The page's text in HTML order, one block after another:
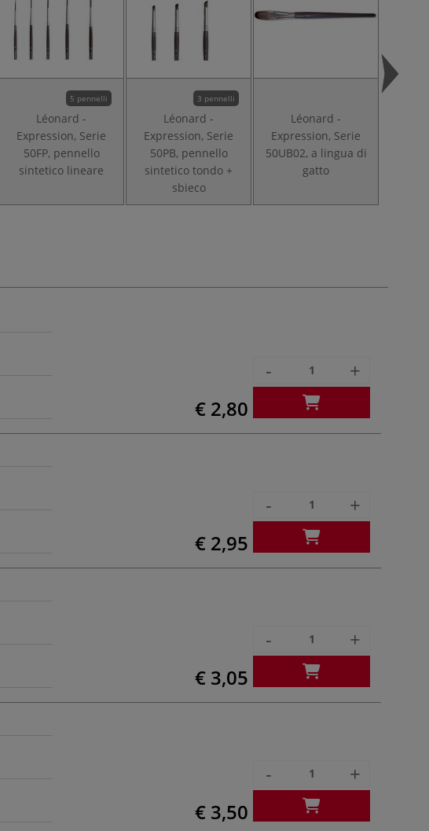
5 pennelli
Léonard -
Expression, Serie
50FP, pennello
sintetico lineare
3 pennelli
Léonard -
Expression, Serie
50PB, pennello
sintetico tondo +
sbieco
Léonard -
Expression, Serie
50UB02, a lingua di
gatto
€ 2,80
- +
€ 2,95
- +
€ 3,05
- +
€ 3,50
- +